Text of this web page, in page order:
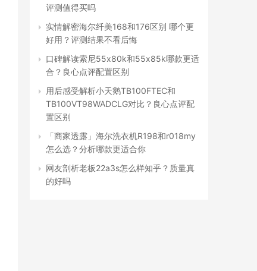
评测值得买吗
实情解密海尔纤美168和176区别 哪个更
好用？评测结果不看后悔
口碑解读索尼55x80k和55x85k哪款更适
合？良心点评配置区别
用后感受解析小天鹅TB100FTEC和
TB100VT98WADCLG对比？良心点评配
置区别
「商家透露」海尔洗衣机R198和r018my
怎么选？分析哪款更适合你
网友剖析老板22a3s怎么样知乎？质量真
的好吗